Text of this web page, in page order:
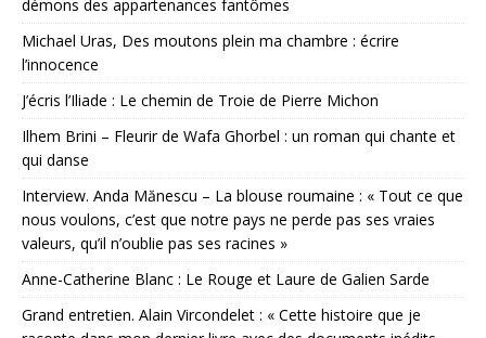
démons des appartenances fantômes
Michael Uras, Des moutons plein ma chambre : écrire
l’innocence
J’écris l’Iliade : Le chemin de Troie de Pierre Michon
Ilhem Brini – Fleurir de Wafa Ghorbel : un roman qui chante et
qui danse
Interview. Anda Mănescu – La blouse roumaine : « Tout ce que
nous voulons, c’est que notre pays ne perde pas ses vraies
valeurs, qu’il n’oublie pas ses racines »
Anne-Catherine Blanc : Le Rouge et Laure de Galien Sarde
Grand entretien. Alain Vircondelet : « Cette histoire que je